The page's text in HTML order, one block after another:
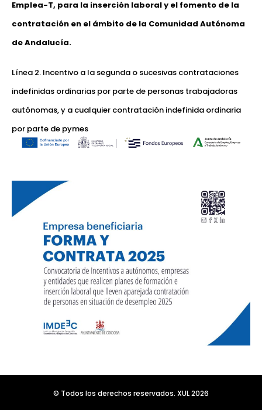
Emplea-T, para la inserción laboral y el fomento de la
contratación en el ámbito de la Comunidad Autónoma
de Andalucía.
Línea 2. Incentivo a la segunda o sucesivas contrataciones
indefinidas ordinarias por parte de personas trabajadoras
autónomas, y a cualquier contratación indefinida ordinaria
por parte de pymes
© Todos los derechos reservados. XUL 2026